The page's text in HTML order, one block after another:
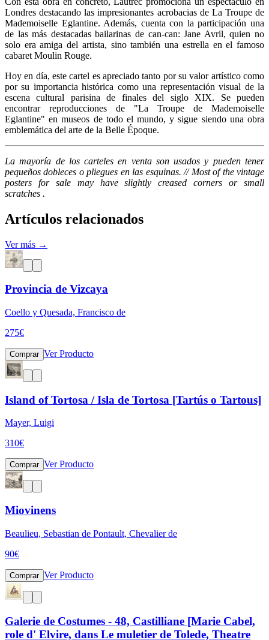
Londres destacando las impresionantes acrobacias de La Troupe de
Mademoiselle Eglantine. Además, cuenta con la participación una
de las más destacadas bailarinas de can-can: Jane Avril, quien no
solo era amiga del artista, sino también una estrella en el famoso
cabaret Moulin Rouge.
Hoy en día, este cartel es apreciado tanto por su valor artístico como
por su importancia histórica como una representación visual de la
escena cultural parisina de finales del siglo XIX. Se pueden
encontrar reproducciones de "La Troupe de Mademoiselle
Eglantine" en museos de todo el mundo, y sigue siendo una obra
emblemática del arte de la Belle Époque.
La mayoría de los carteles en venta son usados y pueden tener
pequeños dobleces o pliegues en las esquinas. // Most of the vintage
posters for sale may have slightly creased corners or small
scratches .
Artículos relacionados
Ver más →
Provincia de Vizcaya
Coello y Quesada, Francisco de
275€
Comprar Ver Producto
Island of Tortosa / Isla de Tortosa [Tartús o Tartous]
Mayer, Luigi
310€
Comprar Ver Producto
Miovinens
Beaulieu, Sebastian de Pontault, Chevalier de
90€
Comprar Ver Producto
Galerie de Costumes - 48, Castilliane [Marie Cabel,
role d' Elvire, dans Le muletier de Tolede, Theatre